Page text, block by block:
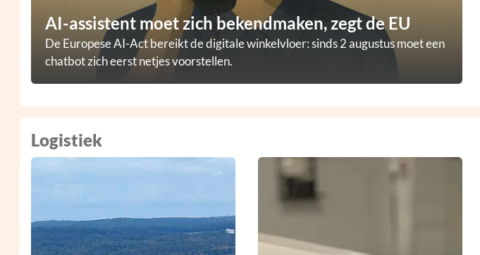
AI-assistent moet zich bekendmaken, zegt de EU
De Europese AI-Act bereikt de digitale winkelvloer: sinds 2 augustus moet een
chatbot zich eerst netjes voorstellen.
Logistiek